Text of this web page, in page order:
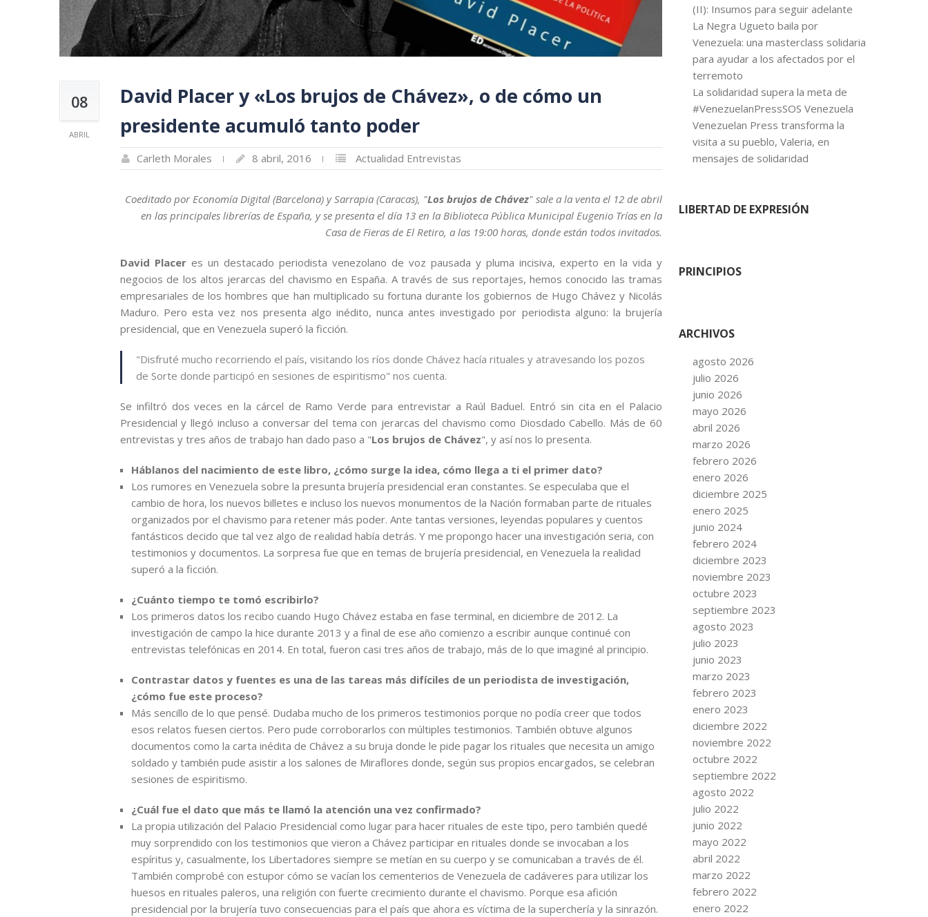
08
ABRIL
David Placer y «Los brujos de Chávez», o de cómo un
presidente acumuló tanto poder
Carleth Morales 8 abril, 2016 Actualidad Entrevistas
Coeditado por Economía Digital (Barcelona) y Sarrapia (Caracas), "Los brujos de Chávez" sale a la venta el 12 de abril
en las principales librerías de España, y se presenta el día 13 en la Biblioteca Pública Municipal Eugenio Trías en la
Casa de Fieras de El Retiro, a las 19:00 horas, donde están todos invitados.
David Placeres un destacado periodista venezolano de voz pausada y pluma incisiva, experto en la vida y
negocios de los altos jerarcas del chavismo en España. A través de sus reportajes, hemos conocido las tramas
empresariales de los hombres que han multiplicado su fortuna durante los gobiernos de Hugo Chávez y Nicolás
Maduro. Pero esta vez nos presenta algo inédito, nunca antes investigado por periodista alguno: la brujería
presidencial, que en Venezuela superó la ficción.
"Disfruté mucho recorriendo el país, visitando los ríos donde Chávez hacía rituales y atravesando los pozos
de Sorte donde participó en sesiones de espiritismo" nos cuenta.
Se infiltró dos veces en la cárcel de Ramo Verde para entrevistar a Raúl Baduel. Entró sin cita en el Palacio
Presidencial y llegó incluso a conversar del tema con jerarcas del chavismo como Diosdado Cabello. Más de 60
entrevistas y tres años de trabajo han dado paso a "Los brujos de Chávez", y así nos lo presenta.
Háblanos del nacimiento de este libro, ¿cómo surge la idea, cómo llega a ti el primer dato?
Los rumores en Venezuela sobre la presunta brujería presidencial eran constantes. Se especulaba que el
cambio de hora, los nuevos billetes e incluso los nuevos monumentos de la Nación formaban parte de rituales
organizados por el chavismo para retener más poder. Ante tantas versiones, leyendas populares y cuentos
fantásticos decido que tal vez algo de realidad había detrás. Y me propongo hacer una investigación seria, con
testimonios y documentos. La sorpresa fue que en temas de brujería presidencial, en Venezuela la realidad
superó a la ficción.
¿Cuánto tiempo te tomó escribirlo?
Los primeros datos los recibo cuando Hugo Chávez estaba en fase terminal, en diciembre de 2012. La
investigación de campo la hice durante 2013 y a final de ese año comienzo a escribir aunque continué con
entrevistas telefónicas en 2014. En total, fueron casi tres años de trabajo, más de lo que imaginé al principio.
Contrastar datos y fuentes es una de las tareas más difíciles de un periodista de investigación,
¿cómo fue este proceso?
Más sencillo de lo que pensé. Dudaba mucho de los primeros testimonios porque no podía creer que todos
esos relatos fuesen ciertos. Pero pude corroborarlos con múltiples testimonios. También obtuve algunos
documentos como la carta inédita de Chávez a su bruja donde le pide pagar los rituales que necesita un amigo
soldado y también pude asistir a los salones de Miraflores donde, según sus propios encargados, se celebran
sesiones de espiritismo.
¿Cuál fue el dato que más te llamó la atención una vez confirmado?
La propia utilización del Palacio Presidencial como lugar para hacer rituales de este tipo, pero también quedé
muy sorprendido con los testimonios que vieron a Chávez participar en rituales donde se invocaban a los
espíritus y, casualmente, los Libertadores siempre se metían en su cuerpo y se comunicaban a través de él.
También comprobé con estupor cómo se vacían los cementerios de Venezuela de cadáveres para utilizar los
huesos en rituales paleros, una religión con fuerte crecimiento durante el chavismo. Porque esa afición
presidencial por la brujería tuvo consecuencias para el país que ahora es víctima de la superchería y la sinrazón.
(II): Insumos para seguir adelante
La Negra Ugueto baila por
Venezuela: una masterclass solidaria
para ayudar a los afectados por el
terremoto
La solidaridad supera la meta de
#VenezuelanPressSOS Venezuela
Venezuelan Press transforma la
visita a su pueblo, Valeria, en
mensajes de solidaridad
LIBERTAD DE EXPRESIÓN
PRINCIPIOS
ARCHIVOS
agosto 2026
julio 2026
junio 2026
mayo 2026
abril 2026
marzo 2026
febrero 2026
enero 2026
diciembre 2025
enero 2025
junio 2024
febrero 2024
diciembre 2023
noviembre 2023
octubre 2023
septiembre 2023
agosto 2023
julio 2023
junio 2023
marzo 2023
febrero 2023
enero 2023
diciembre 2022
noviembre 2022
octubre 2022
septiembre 2022
agosto 2022
julio 2022
junio 2022
mayo 2022
abril 2022
marzo 2022
febrero 2022
enero 2022